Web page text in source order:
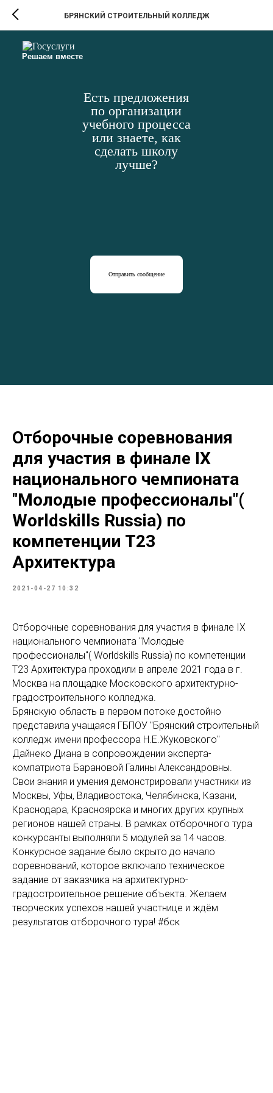
Решаем вместе
Есть предложения
по организации
учебного процесса
или знаете, как
сделать школу
лучше?
Отправить сообщение
БРЯНСКИЙ СТРОИТЕЛЬНЫЙ КОЛЛЕДЖ
Отборочные соревнования
для участия в финале IX
национального чемпионата
"Молодые профессионалы"(
Worldskills Russia) по
компетенции Т23
Архитектура
2021-04-27 10:32
Отборочные соревнования для участия в финале IX
национального чемпионата "Молодые
профессионалы"( Worldskills Russia) по компетенции
Т23 Архитектура проходили в апреле 2021 года в г.
Москва на площадке Московского архитектурно-
градостроительного колледжа.
Брянскую область в первом потоке достойно
представила учащаяся ГБПОУ "Брянский строительный
колледж имени профессора Н.Е.Жуковского"
Дайнеко Диана в сопровождении эксперта-
компатриота Барановой Галины Александровны.
Свои знания и умения демонстрировали участники из
Москвы, Уфы, Владивостока, Челябинска, Казани,
Краснодара, Красноярска и многих других крупных
регионов нашей страны. В рамках отборочного тура
конкурсанты выполняли 5 модулей за 14 часов.
Конкурсное задание было скрыто до начало
соревнований, которое включало техническое
задание от заказчика на архитектурно-
градостроительное решение объекта. Желаем
творческих успехов нашей участнице и ждём
результатов отборочного тура! #бск